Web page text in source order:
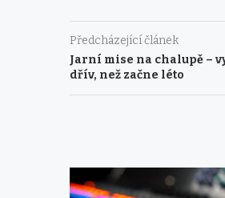
Předcházející článek
Jarní mise na chalupě –
dřív, než začne léto